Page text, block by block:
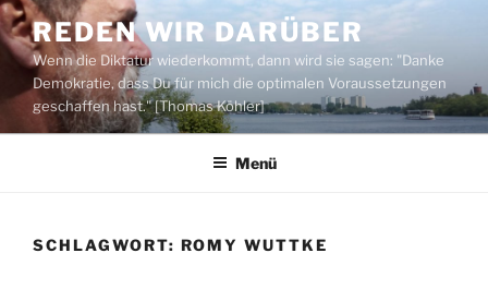
Zum
Inhalt
springen
REDEN WIR DARÜBER
Wenn die Diktatur wiederkommt, dann wird sie sagen: "Danke
Demokratie, dass Du für mich die optimalen Voraussetzungen
geschaffen hast." [Thomas Köhler]
Menü
SCHLAGWORT: ROMY WUTTKE